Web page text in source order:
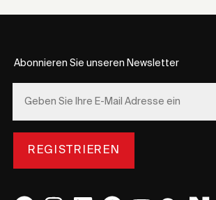
Abonnieren Sie unseren Newsletter
REGISTRIEREN